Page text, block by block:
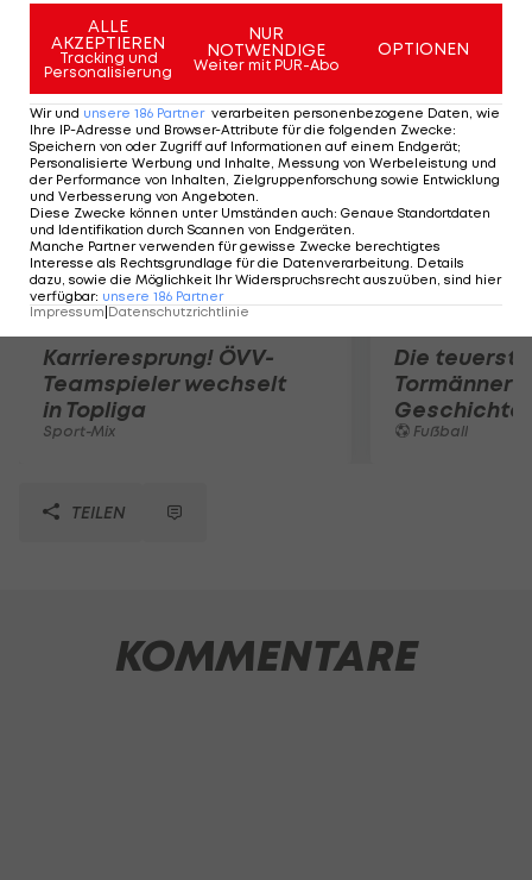
Vertrages.
Mehr zum Thema
Karrieresprung! ÖVV-
Teamspieler wechselt
in Topliga
Sport-Mix
Die
Tormänner
Geschichte
Fußball
TEILEN
KOMMENTARE
ALLE
AKZEPTIEREN
Tracking und
Personalisierung
NUR
NOTWENDIGE
Weiter mit PUR-Abo
OPTIONEN
Wir und unsere 186 Partner verarbeiten personenbezogene Daten, wie
Ihre IP-Adresse und Browser-Attribute für die folgenden Zwecke:
Speichern von oder Zugriff auf Informationen auf einem Endgerät;
Personalisierte Werbung und Inhalte, Messung von Werbeleistung und
der Performance von Inhalten, Zielgruppenforschung sowie Entwicklung
und Verbesserung von Angeboten.
Diese Zwecke können unter Umständen auch: Genaue Standortdaten
und Identifikation durch Scannen von Endgeräten.
Manche Partner verwenden für gewisse Zwecke berechtigtes
Interesse als Rechtsgrundlage für die Datenverarbeitung. Details
dazu, sowie die Möglichkeit Ihr Widerspruchsrecht auszuüben, sind hier
verfügbar: unsere 186 Partner
Impressum Datenschutzrichtlinie